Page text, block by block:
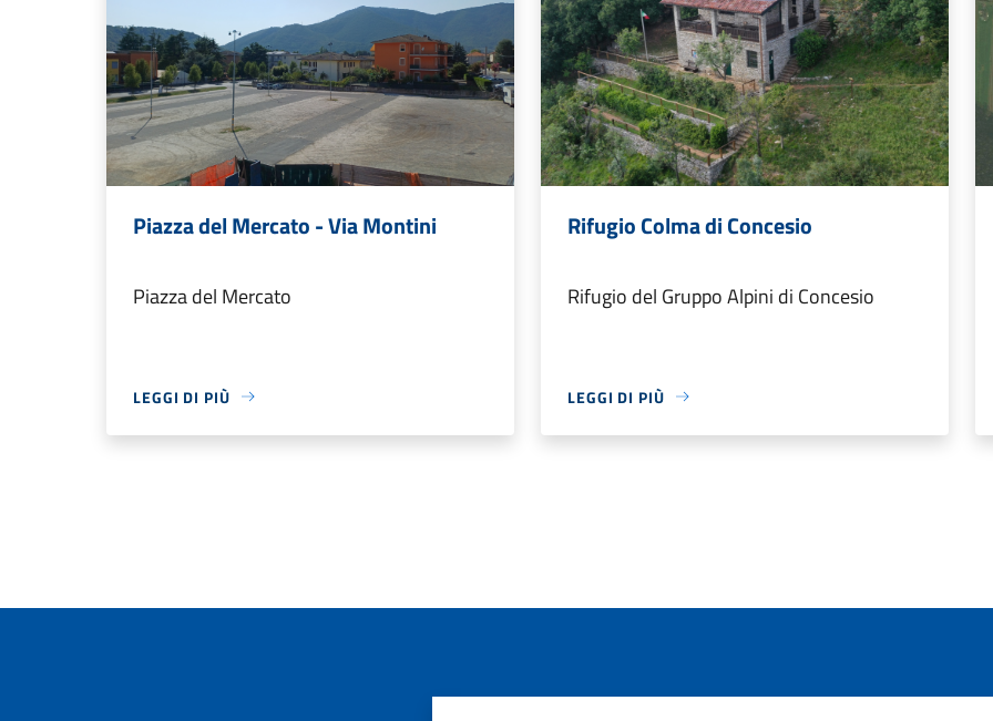
Piazza del Mercato - Via Montini
Piazza del Mercato
LEGGI DI PIÙ
Rifugio Colma di Concesio
Rifugio del Gruppo Alpini di Concesio
LEGGI DI PIÙ